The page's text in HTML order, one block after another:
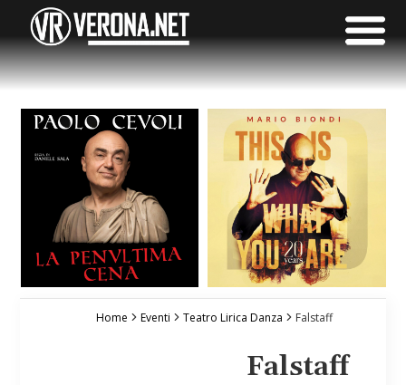
Home Eventi Teatro Lirica Danza Falstaff
Falstaff